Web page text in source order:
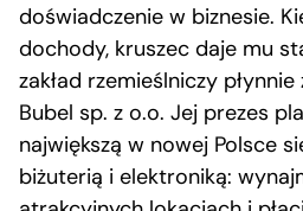
doświadczenie w biznesie.
dochody, kruszec daje mu
zakład rzemieślniczy
Bubel sp. z o.o. Jej prezes
największą w nowej Polsce
biżuterią i elektroniką: